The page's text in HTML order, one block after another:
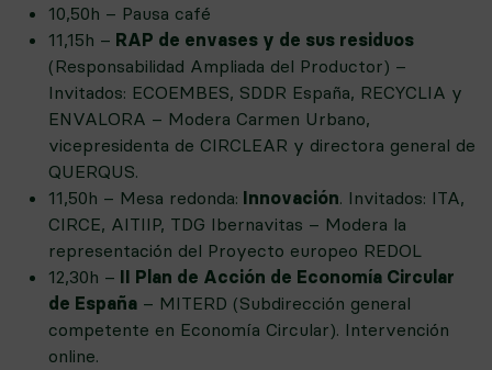
10,50h – Pausa café
11,15h – RAP de envases y de sus residuos
(Responsabilidad Ampliada del Productor) –
Invitados: ECOEMBES, SDDR España, RECYCLIA y
ENVALORA – Modera Carmen Urbano,
vicepresidenta de CIRCLEAR y directora general de
QUERQUS.
11,50h – Mesa redonda: Innovación. Invitados: ITA,
CIRCE, AITIIP, TDG Ibernavitas – Modera la
representación del Proyecto europeo REDOL
12,30h – II Plan de Acción de Economía Circular
de España – MITERD (Subdirección general
competente en Economía Circular). Intervención
online.